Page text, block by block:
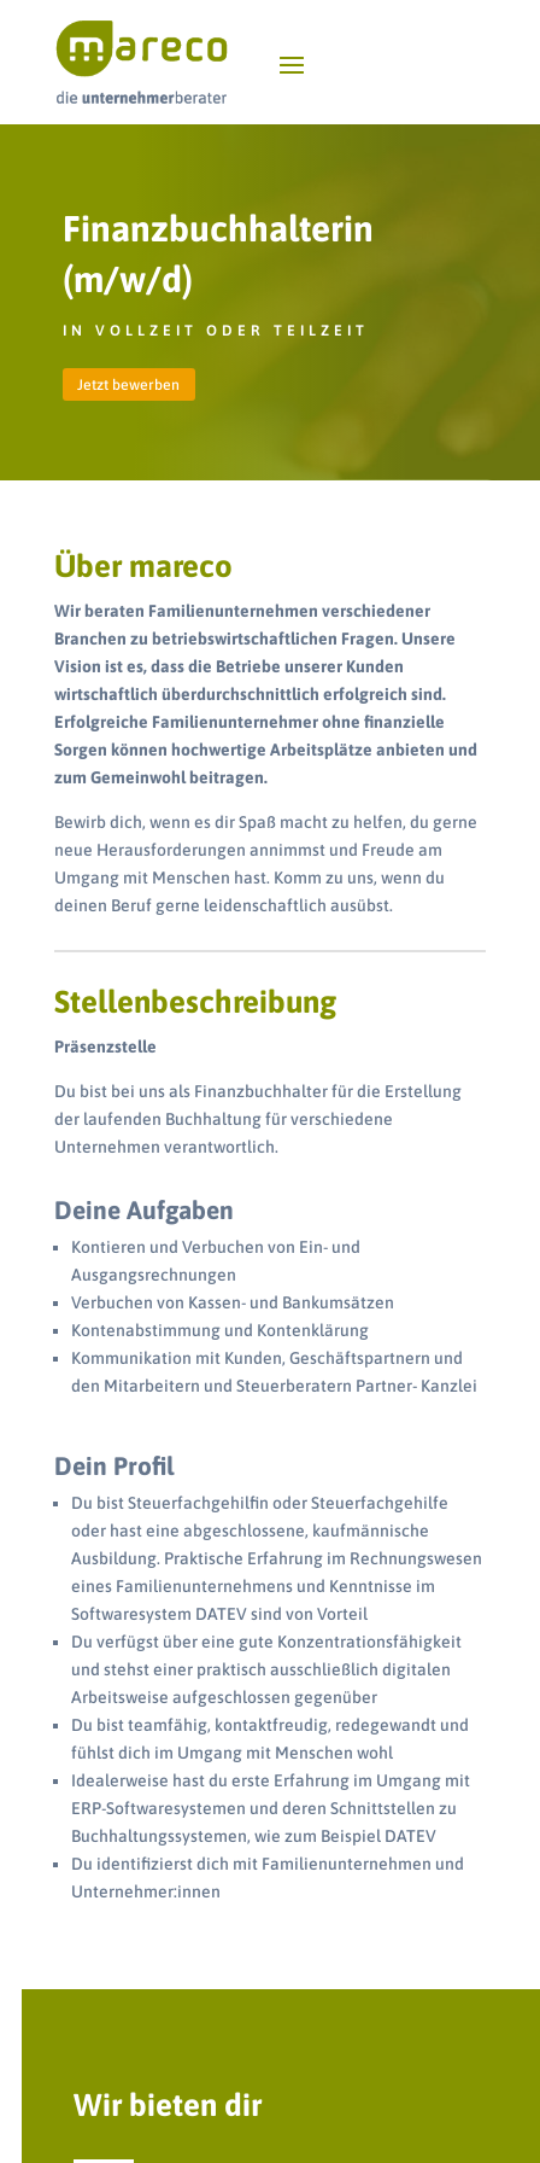
Finanzbuchhalterin
(m/w/d)
IN VOLLZEIT ODER TEILZEIT
Jetzt bewerben
Über mareco
Wir beraten Familienunternehmen verschiedener
Branchen zu betriebswirtschaftlichen Fragen. Unsere
Vision ist es, dass die Betriebe unserer Kunden
wirtschaftlich überdurchschnittlich erfolgreich sind.
Erfolgreiche Familienunternehmer ohne finanzielle
Sorgen können hochwertige Arbeitsplätze anbieten und
zum Gemeinwohl beitragen.
Bewirb dich, wenn es dir Spaß macht zu helfen, du gerne
neue Herausforderungen annimmst und Freude am
Umgang mit Menschen hast. Komm zu uns, wenn du
deinen Beruf gerne leidenschaftlich ausübst.
Stellenbeschreibung
Präsenzstelle
Du bist bei uns als Finanzbuchhalter für die Erstellung
der laufenden Buchhaltung für verschiedene
Unternehmen verantwortlich.
Deine Aufgaben
Kontieren und Verbuchen von Ein- und
Ausgangsrechnungen
Verbuchen von Kassen- und Bankumsätzen
Kontenabstimmung und Kontenklärung
Kommunikation mit Kunden, Geschäftspartnern und
den Mitarbeitern und Steuerberatern Partner- Kanzlei
Dein Profil
Du bist Steuerfachgehilfin oder Steuerfachgehilfe
oder hast eine abgeschlossene, kaufmännische
Ausbildung. Praktische Erfahrung im Rechnungswesen
eines Familienunternehmens und Kenntnisse im
Softwaresystem DATEV sind von Vorteil
Du verfügst über eine gute Konzentrationsfähigkeit
und stehst einer praktisch ausschließlich digitalen
Arbeitsweise aufgeschlossen gegenüber
Du bist teamfähig, kontaktfreudig, redegewandt und
fühlst dich im Umgang mit Menschen wohl
Idealerweise hast du erste Erfahrung im Umgang mit
ERP-Softwaresystemen und deren Schnittstellen zu
Buchhaltungssystemen, wie zum Beispiel DATEV
Du identifizierst dich mit Familienunternehmen und
Unternehmer:innen
Wir bieten dir